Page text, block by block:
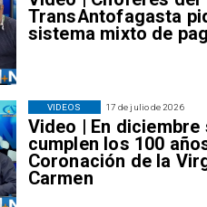
TransAntofagasta
sistema mixto de
17 de julio de 2026
Video | En diciembre
cumplen los 100
Coronación de la
Carmen
VIDEOS